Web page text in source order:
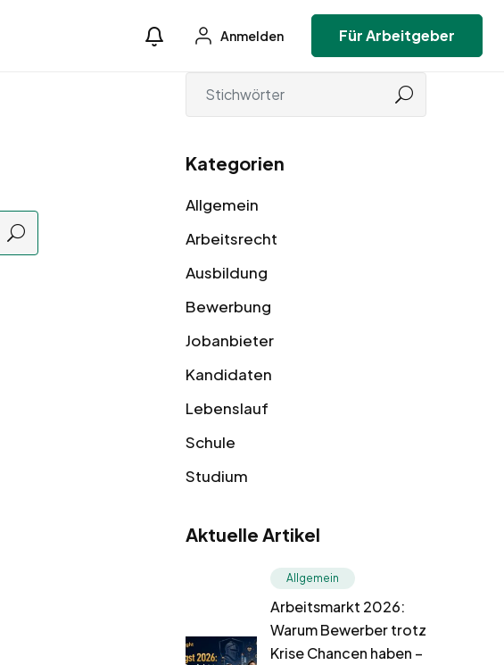
Anmelden Für Arbeitgeber
Kategorien
Allgemein
Arbeitsrecht
Ausbildung
Bewerbung
Jobanbieter
Kandidaten
Lebenslauf
Schule
Studium
Aktuelle Artikel
Allgemein
Arbeitsmarkt 2026:
Warum Bewerber trotz
Krise Chancen haben –